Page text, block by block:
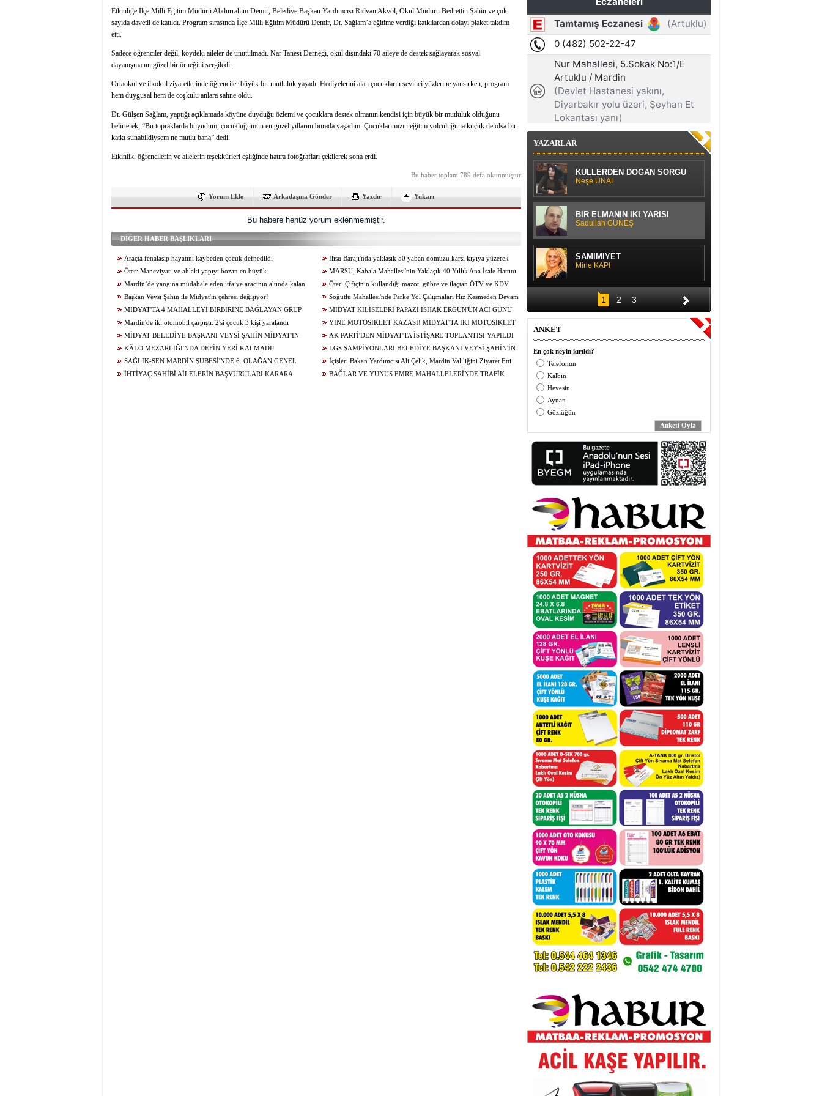
Etkinliğe İlçe Milli Eğitim Müdürü Abdurrahim Demir, Belediye Başkan Yardımcısı Rıdvan Akyol, Okul Müdürü Bedrettin Şahin ve çok
sayıda davetli de katıldı. Program sırasında İlçe Milli Eğitim Müdürü Demir, Dr. Sağlam’a eğitime verdiği katkılardan dolayı plaket takdim
etti.
Sadece öğrenciler değil, köydeki aileler de unutulmadı. Nar Tanesi Derneği, okul dışındaki 70 aileye de destek sağlayarak sosyal
dayanışmanın güzel bir örneğini sergiledi.
Ortaokul ve ilkokul ziyaretlerinde öğrenciler büyük bir mutluluk yaşadı. Hediyelerini alan çocukların sevinci yüzlerine yansırken, program
hem duygusal hem de coşkulu anlara sahne oldu.
Dr. Gülşen Sağlam, yaptığı açıklamada köyüne duyduğu özlemi ve çocuklara destek olmanın kendisi için büyük bir mutluluk olduğunu
belirterek, “Bu topraklarda büyüdüm, çocukluğumun en güzel yıllarını burada yaşadım. Çocuklarımızın eğitim yolculuğuna küçük de olsa bir
katkı sunabildiysem ne mutlu bana” dedi.
Etkinlik, öğrencilerin ve ailelerin teşekkürleri eşliğinde hatıra fotoğrafları çekilerek sona erdi.
Bu haber toplam 789 defa okunmuştur
Yorum Ekle Arkadaşına Gönder Yazdır Yukarı
Bu habere henüz yorum eklenmemiştir.
DİĞER HABER BAŞLIKLARI
Araçta fenalaşıp hayatını kaybeden çocuk defnedildi
Ilısu Barajı'nda yaklaşık 50 yaban domuzu karşı kıyıya yüzerek
geçti
Öter: Maneviyatı ve ahlaki yapıyı bozan en büyük
olumsuzluklardan biri de sanal kumardır
MARSU, Kabala Mahallesi'nin Yaklaşık 40 Yıllık Ana İsale Hattını
Yeniliyor
Mardin’de yangına müdahale eden itfaiye aracının altında kalan
itfaiye eri öldü
Öter: Çiftçinin kullandığı mazot, gübre ve ilaçtan ÖTV ve KDV
alınmamalı
Başkan Veysi Şahin ile Midyat'ın çehresi değişiyor!
Söğütlü Mahallesi'nde Parke Yol Çalışmaları Hız Kesmeden Devam
Ediyor
MİDYAT'TA 4 MAHALLEYİ BİRBİRİNE BAĞLAYAN GRUP
YOLU YENİLENDİ
MİDYAT KİLİSELERİ PAPAZI İSHAK ERGÜN'ÜN ACI GÜNÜ
Mardin'de iki otomobil çarpıştı: 2'si çocuk 3 kişi yaralandı
YİNE MOTOSİKLET KAZASI! MİDYAT'TA İKİ MOTOSİKLET
ÇARPIŞTI: 1 YARALI
MİDYAT BELEDİYE BAŞKANI VEYSİ ŞAHİN MİDYAT'IN
GELECEĞİ İÇİN ÇALIŞIYOR...
AK PARTİ'DEN MİDYAT'TA İSTİŞARE TOPLANTISI YAPILDI
KÂLO MEZARLIĞI'NDA DEFİN YERİ KALMADI!
LGS ŞAMPİYONLARI BELEDİYE BAŞKANI VEYSİ ŞAHİN'İN
KONUĞU OLDU
SAĞLIK-SEN MARDİN ŞUBESİ'NDE 6. OLAĞAN GENEL
KURUL HEYECANI YAŞANIYOR!
İçişleri Bakan Yardımcısı Ali Çelik, Mardin Valiliğini Ziyaret Etti
İHTİYAÇ SAHİBİ AİLELERİN BAŞVURULARI KARARA
BAĞLAR VE YUNUS EMRE MAHALLELERİNDE TRAFİK
YAZARLAR
KÜLLERDEN DOĞAN SORGU
Neşe ÜNAL
BİR ELMANIN İKİ YARISI
Sadullah GÜNEŞ
SAMİMİYET
Mine KAPI
DÜĞÜNÜN ALKIŞI BİR GECE,
BORCU KAÇ YIL?
Halil EL
Vermek (Mahbo) ve Almak
(Masbo): Anlayış ve Bilinç
Mahabat İskenderoğlu
TAVUKLAR İŞLERİNİ İHMAL
EDİNCE
Mecit Akgül
1 2 3
ANKET
En çok neyin kırıldı?
Telefonun
Kalbin
Hevesin
Aynan
Gözlüğün